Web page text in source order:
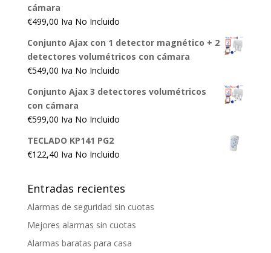
cámara
€499,00 Iva No Incluido
Conjunto Ajax con 1 detector magnético + 2
detectores volumétricos con cámara
€549,00 Iva No Incluido
Conjunto Ajax 3 detectores volumétricos
con cámara
€599,00 Iva No Incluido
TECLADO KP141 PG2
€122,40 Iva No Incluido
Entradas recientes
Alarmas de seguridad sin cuotas
Mejores alarmas sin cuotas
Alarmas baratas para casa